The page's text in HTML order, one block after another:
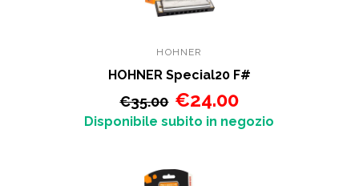
HOHNER
HOHNER Special20 F#
€35.00 €24.00
Disponibile subito in negozio